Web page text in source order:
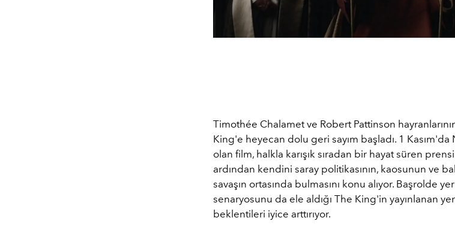
Timothée Chalamet ve Robert Pattinson
King'e heyecan dolu geri sayım başladı. 1
olan film, halkla karışık sıradan bir hayat süren
ardından kendini saray politikasının, kaosunun ve
savaşın ortasında bulmasını konu alıyor. Başrolde
senaryosunu da ele aldığı The King'in yayınlanan
beklentileri iyice arttırıyor.